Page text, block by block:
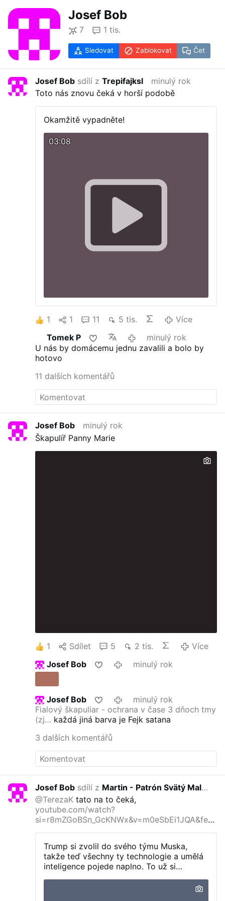
Josef Bob
7 1 tis.
Sledovat Zablokovat Čet
Josef Bob sdílí zTrepifajksl
minulý rok
Toto nás znovu čeká v horší podobě
Okamžitě vypadněte!
03:08
1 1 11 5 tis.
Více
Tomek P
minulý rok
U nás by domácemu jednu zavalili a bolo by
hotovo
11 dalších komentářů
Josef Bob
minulý rok
Škapulíř Panny Marie
1 Sdílet 5 2 tis.
Více
Josef Bob
minulý rok
Josef Bob
minulý rok
Fialový škapuliar - ochrana v čase 3 dňoch tmy
(zj… každá jiná barva je Fejk satana
3 dalších komentářů
Josef Bob sdílí z Martin - Patrón Svätý Malachiáš
@TerezaK tato na to čeká,
youtube.com/watch?
si=r8mZGoBSn_GcKNWx&v=m0eSbEi1JQA&feat
Trump si zvolil do svého týmu Muska,
takže teď všechny ty technologie a umělá
inteligence pojede naplno. To už si
tak obyčejný, ale i do mozku (Neuralink) a